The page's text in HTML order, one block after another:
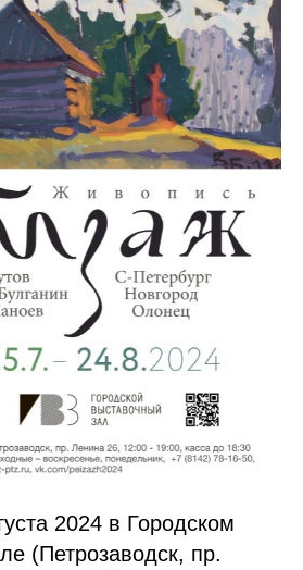
2024 в Городском
(Петрозаводск, пр.